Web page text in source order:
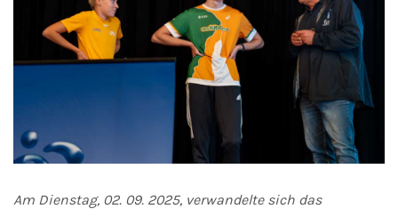
Am Dienstag, 02. 09. 2025, verwandelte sich das